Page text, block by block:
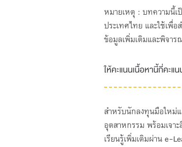
หมายเหตุ : บทความนี้
ประเทศไทย และใช้เพื่
ข้อมูลเพิ่มเติมและพิจา
ให้คะแนนเนื้อหานี้กี่คะแ
สำหรับนักลงทุนมือใหม่
อุตสาหกรรม พร้อมเจา
เรียนรู้เพิ่มเติมผ่าน e-